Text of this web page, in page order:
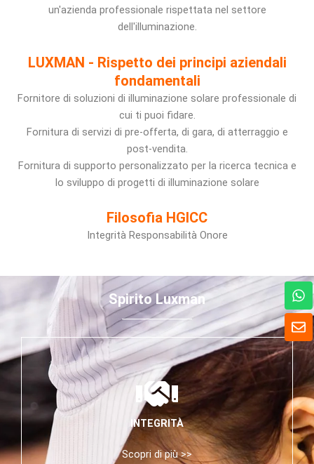
un'azienda professionale rispettata nel settore
dell'illuminazione.
LUXMAN - Rispetto dei principi aziendali
fondamentali
Fornitore di soluzioni di illuminazione solare professionale di
cui ti puoi fidare.
Fornitura di servizi di pre-offerta, di gara, di atterraggio e
post-vendita.
Fornitura di supporto personalizzato per la ricerca tecnica e
lo sviluppo di progetti di illuminazione solare
Filosofia HGICC
Integrità Responsabilità Onore
Spirito Luxman
INTEGRITÀ
Scopri di più >>
B
u
s
a
W
h
a
t
s
A
p